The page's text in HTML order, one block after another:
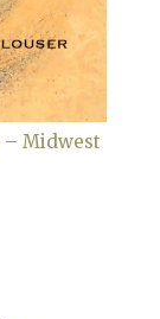
– Midwest